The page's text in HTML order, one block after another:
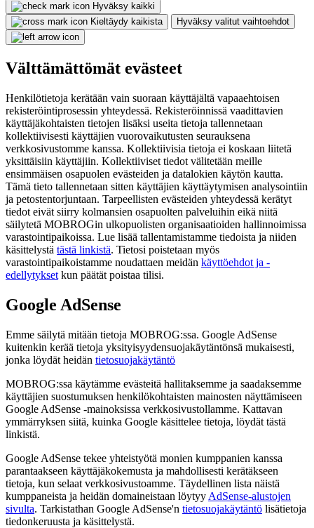
Hyväksy kaikki
Kieltäydy kaikista
Hyväksy valitut vaihtoehdot
Välttämättömät evästeet
Henkilötietoja kerätään vain suoraan käyttäjältä vapaaehtoisen
rekisteröintiprosessin yhteydessä. Rekisteröinnissä vaadittavien
käyttäjäkohtaisten tietojen lisäksi useita tietoja tallennetaan
kollektiivisesti käyttäjien vuorovaikutusten seurauksena
verkkosivustomme kanssa. Kollektiivisia tietoja ei koskaan liitetä
yksittäisiin käyttäjiin. Kollektiiviset tiedot välitetään meille
ensimmäisen osapuolen evästeiden ja datalokien käytön kautta.
Tämä tieto tallennetaan sitten käyttäjien käyttäytymisen analysointiin
ja petostentorjuntaan. Tarpeellisten evästeiden yhteydessä kerätyt
tiedot eivät siirry kolmansien osapuolten palveluihin eikä niitä
säilytetä MOBROGin ulkopuolisten organisaatioiden hallinnoimissa
varastointipaikoissa. Lue lisää tallentamistamme tiedoista ja niiden
käsittelystä tästä linkistä. Tietosi poistetaan myös
varastointipaikoistamme noudattaen meidän käyttöehdot ja -
edellytykset kun päätät poistaa tilisi.
Google AdSense
Emme säilytä mitään tietoja MOBROG:ssa. Google AdSense
kuitenkin kerää tietoja yksityisyydensuojakäytäntönsä mukaisesti,
jonka löydät heidän tietosuojakäytäntö
MOBROG:ssa käytämme evästeitä hallitaksemme ja saadaksemme
käyttäjien suostumuksen henkilökohtaisten mainosten näyttämiseen
Google AdSense -mainoksissa verkkosivustollamme. Kattavan
ymmärryksen siitä, kuinka Google käsittelee tietoja, löydät tästä
linkistä.
Google AdSense tekee yhteistyötä monien kumppanien kanssa
parantaakseen käyttäjäkokemusta ja mahdollisesti kerätäkseen
tietoja, kun selaat verkkosivustoamme. Täydellinen lista näistä
kumppaneista ja heidän domaineistaan löytyy AdSense-alustojen
sivulta. Tarkistathan Google AdSense'n tietosuojakäytäntö lisätietoja
tiedonkeruusta ja käsittelystä.